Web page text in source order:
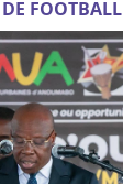
FOOTBALL